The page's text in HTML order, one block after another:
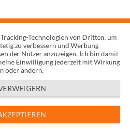
Technologien von Dritten, um
zu verbessern und Werbung
der Nutzer anzuzeigen. Ich bin damit
Einwilligung jederzeit mit Wirkung
oder ändern.